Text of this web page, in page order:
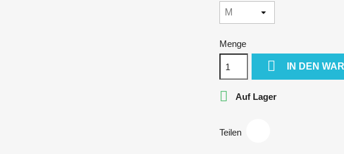
Menge
 IN DEN
 Auf Lager
Teilen